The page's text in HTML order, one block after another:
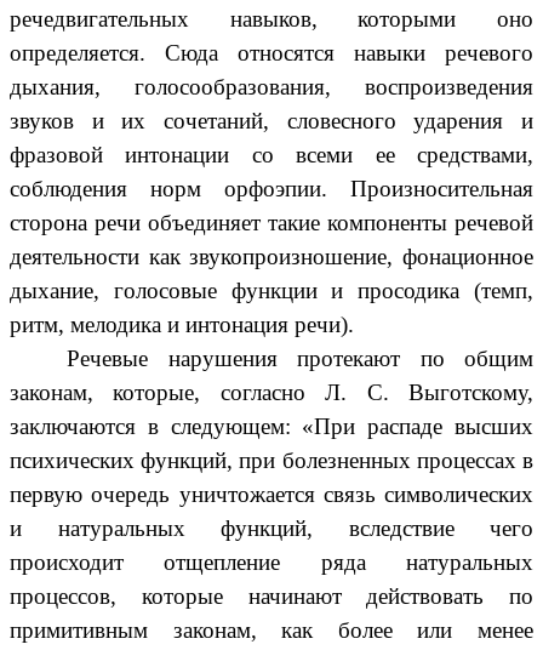
речедвигательных навыков, которыми оно
определяется. Сюда относятся навыки речевого
дыхания, голосообразования, воспроизведения
звуков и их сочетаний, словесного ударения и
фразовой интонации со всеми ее средствами,
соблюдения норм орфоэпии. Произносительная
сторона речи объединяет такие компоненты речевой
деятельности как звукопроизношение, фонационное
дыхание, голосовые функции и просодика (темп,
ритм, мелодика и интонация речи).
Речевые нарушения протекают по общим
законам, которые, согласно Л. С. Выготскому,
заключаются в следующем: «При распаде высших
психических функций, при болезненных процессах в
первую очередь уничтожается связь символических
и натуральных функций, вследствие чего
происходит отщепление ряда натуральных
процессов, которые начинают действовать по
примитивным законам, как более или менее